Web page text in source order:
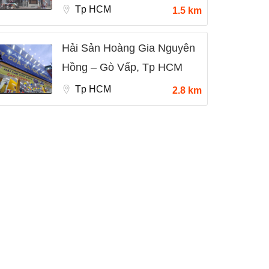
Tp HCM 1.5 km
Hải Sản Hoàng Gia Nguyên
Hồng – Gò Vấp, Tp HCM
Tp HCM 2.8 km